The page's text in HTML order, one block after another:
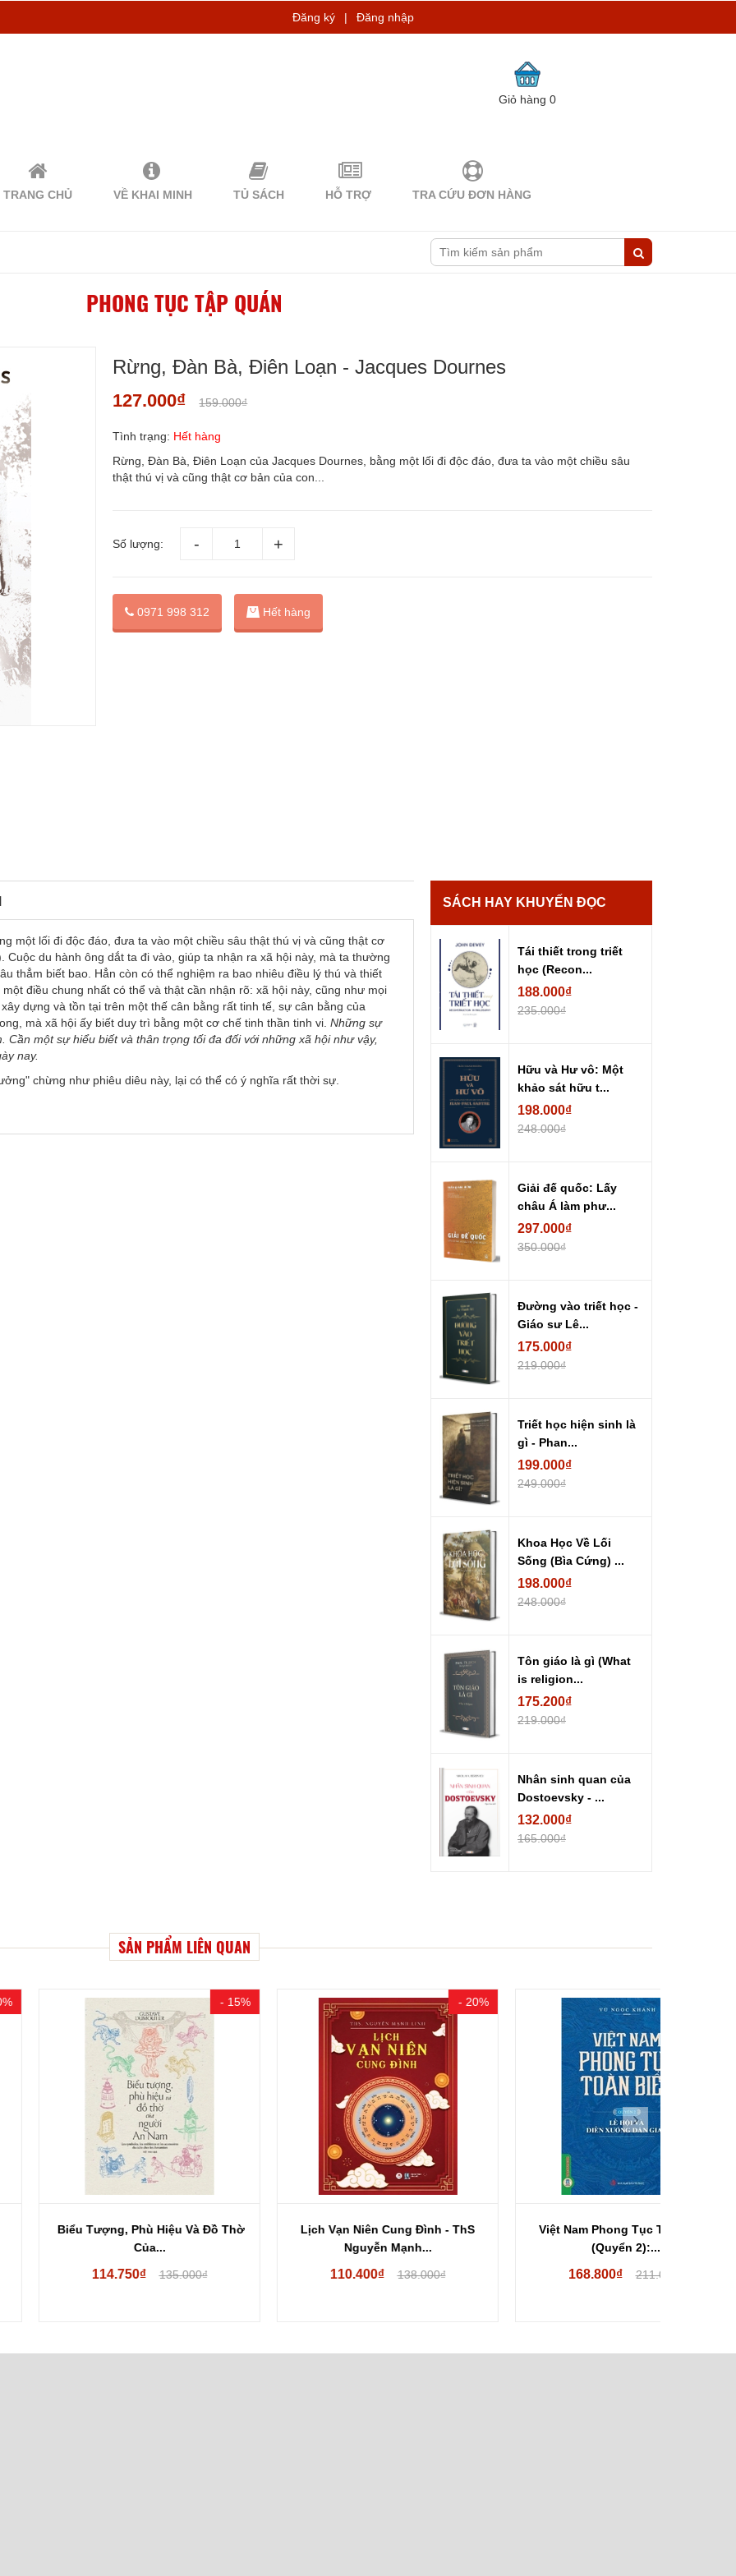
Đăng ký | Đăng nhập
Giỏ hàng0
TRANG CHỦ VỀ KHAI MINH TỦ SÁCH HỖ TRỢ TRA CỨU ĐƠN HÀNG
PHONG TỤC TẬP QUÁN
Rừng, Đàn Bà, Điên Loạn - Jacques Dournes
127.000₫ 159.000₫
Tình trạng: Hết hàng
Rừng, Đàn Bà, Điên Loạn của Jacques Dournes, bằng một lối đi độc đáo, đưa ta vào một chiều sâu
thật thú vị và cũng thật cơ bản của con...
Số lượng:
0971 998 312 Hết hàng
một lối đi độc đáo, đưa ta vào một chiều sâu thật thú vị và cũng thật cơ
du hành ông dắt ta đi vào, giúp ta nhận ra xã hội này, mà ta thường
thẳm biết bao. Hẳn còn có thể nghiệm ra bao nhiêu điều lý thú và thiết
điều chung nhất có thể và thật cần nhận rõ: xã hội này, cũng như mọi
dựng và tồn tại trên một thế cân bằng rất tinh tế, sự cân bằng của
mà xã hội ấy biết duy trì bằng một cơ chế tinh thần tinh vi. Những sự
một sự hiểu biết và thân trọng tối đa đối với những xã hội như vậy,
nay.
chừng như phiêu diêu này, lại có thể có ý nghĩa rất thời sự.
SÁCH HAY KHUYẾN ĐỌC
Tái thiết trong triết
học (Recon...
188.000₫
235.000₫
Hữu và Hư vô: Một
khảo sát hữu t...
198.000₫
248.000₫
Giải đế quốc: Lấy
châu Á làm phư...
297.000₫
350.000₫
Đường vào triết học -
Giáo sư Lê...
175.000₫
219.000₫
Triết học hiện sinh là
gì - Phan...
199.000₫
249.000₫
Khoa Học Về Lối
Sống (Bìa Cứng) ...
198.000₫
248.000₫
Tôn giáo là gì (What
is religion...
175.200₫
219.000₫
Nhân sinh quan của
Dostoevsky - ...
132.000₫
165.000₫
SẢN PHẨM LIÊN QUAN
- 15%
Phù Hiệu Và Đồ Thờ
135.000₫
- 20%
Lịch Vạn Niên Cung Đình - ThS
Nguyễn Mạnh...
138.000₫
- 20%
Việt Nam Phong Tục Toàn Biên
211.000₫